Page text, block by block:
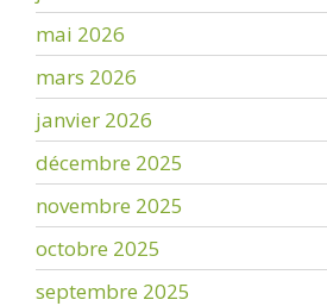
mai 2026
mars 2026
janvier 2026
décembre 2025
novembre 2025
octobre 2025
septembre 2025